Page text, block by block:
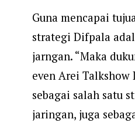
Guna mencapai
strategi Difpala
jarngan. “Maka
even Arei Talkshow
sebagai salah satu
jaringan, juga